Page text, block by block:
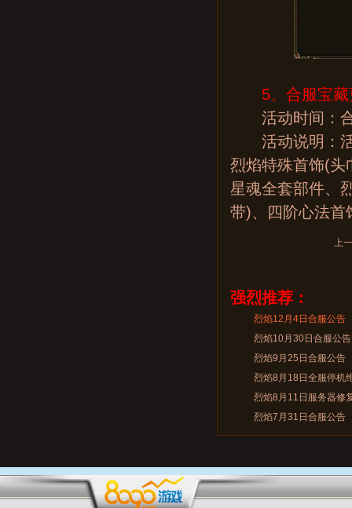
5、 合服宝
活动时间：合
活动说明：活
烈焰特殊首饰(头
星魂全套部件、
带)、四阶心法首
上
强烈推荐：
烈焰12月4日合服公告
烈焰10月30日合服公告
烈焰9月25日合服公告
烈焰8月18日全服停机
烈焰8月11日服务器修
烈焰7月31日合服公告